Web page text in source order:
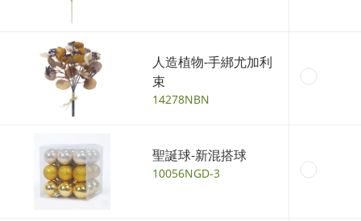
人造植物-手綁尤加利
束
14278NBN
聖誕球-新混搭球
10056NGD-3